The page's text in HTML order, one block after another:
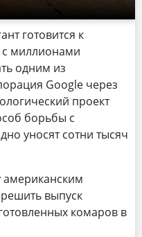
готовится к
миллионами
одним из
Google через
проект
борьбы с
уносят сотни тысяч
американским
выпуск
комаров в